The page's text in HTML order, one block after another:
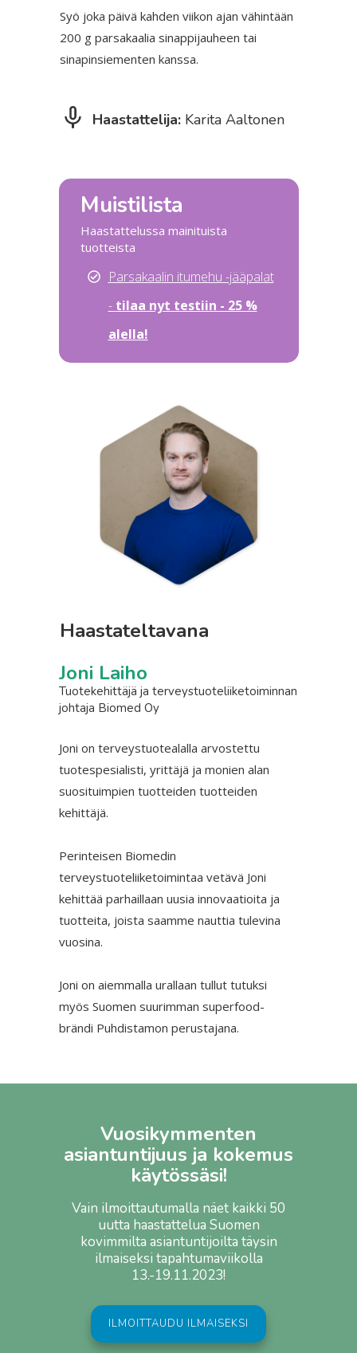
Syö joka päivä kahden viikon ajan vähintään
200 g parsakaalia sinappijauheen tai
sinapinsiementen kanssa.
Haastattelija: Karita Aaltonen
Muistilista
Haastattelussa mainituista
tuotteista
Parsakaalin itumehu -jääpalat
- tilaa nyt testiin - 25 %
alella!
Haastateltavana
Joni Laiho
Tuotekehittäjä ja terveystuoteliiketoiminnan
johtaja Biomed Oy
Joni on terveystuotealalla arvostettu
tuotespesialisti, yrittäjä ja monien alan
suosituimpien tuotteiden tuotteiden
kehittäjä.
Perinteisen Biomedin
terveystuoteliiketoimintaa vetävä Joni
kehittää parhaillaan uusia innovaatioita ja
tuotteita, joista saamme nauttia tulevina
vuosina.
Joni on aiemmalla urallaan tullut tutuksi
myös Suomen suurimman superfood-
brändi Puhdistamon perustajana.
Vuosikymmenten
asiantuntijuus ja kokemus
käytössäsi!
Vain ilmoittautumalla näet kaikki 50
uutta haastattelua Suomen
kovimmilta asiantuntijoilta täysin
ilmaiseksi tapahtumaviikolla
13.-19.11.2023!
ILMOITTAUDU ILMAISEKSI